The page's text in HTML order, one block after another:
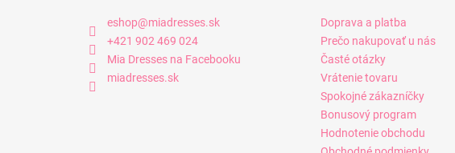
eshop@miadresses.sk
+421 902 469 024
Mia Dresses na Facebooku
miadresses.sk
Doprava a platba
Prečo nakupovať u nás
Časté otázky
Vrátenie tovaru
Spokojné zákazníčky
Bonusový program
Hodnotenie obchodu